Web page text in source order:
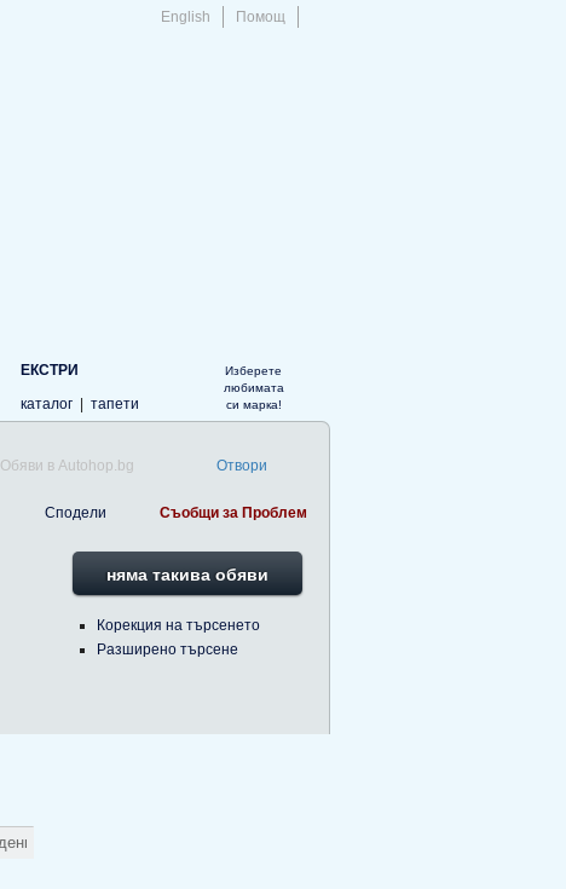
English Помощ
ЕКСТРИ
каталог
тапети
Изберете
любимата
си марка!
Обяви в Autohop.bg Отвори
Сподели Съобщи за Проблем
няма такива обяви
Корекция на търсенето
Разширено търсене